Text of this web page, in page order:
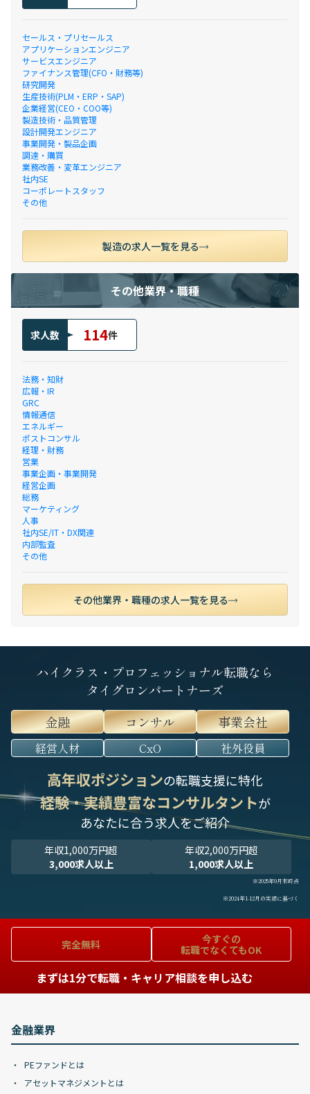
セールス・プリセールス
アプリケーションエンジニア
サービスエンジニア
ファイナンス管理(CFO・財務等)
研究開発
生産技術(PLM・ERP・SAP)
企業経営(CEO・COO等)
製造技術・品質管理
設計開発エンジニア
事業開発・製品企画
調達・購買
業務改善・変革エンジニア
社内SE
コーポレートスタッフ
その他
製造の求人一覧を見る
その他業界・職種
求人数 114件
法務・知財
広報・IR
GRC
情報通信
エネルギー
ポストコンサル
経理・財務
営業
事業企画・事業開発
経営企画
総務
マーケティング
人事
社内SE/IT・DX関連
内部監査
その他
その他業界・職種の求人一覧を見る
ハイクラス・プロフェッショナル転職なら
タイグロンパートナーズ
金融
コンサル 事業会社
経営人材 CxO 社外役員
高年収ポジションの転職支援に特化
経験・実績豊富なコンサルタントが
あなたに合う求人をご紹介
年収1,000万円超
3,000求人以上
年収2,000万円超
1,000求人以上
※2025年9月末時点
※2024年1-12月の実績に基づく
完全無料
今すぐの
転職でなくてもOK
まずは1分で転職・キャリア相談を申し込む
金融業界
PEファンドとは
アセットマネジメントとは